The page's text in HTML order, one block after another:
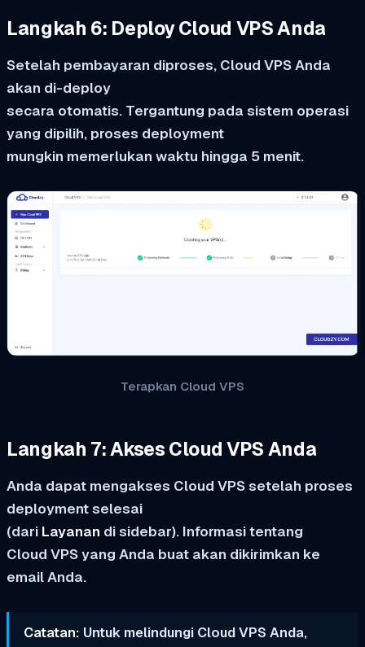
Langkah 6: Deploy Cloud VPS Anda
Setelah pembayaran diproses, Cloud VPS Anda
akan di-deploy
secara otomatis. Tergantung pada sistem operasi
yang dipilih, proses deployment
mungkin memerlukan waktu hingga 5 menit.
Terapkan Cloud VPS
Langkah 7: Akses Cloud VPS Anda
Anda dapat mengakses Cloud VPS setelah proses
deployment selesai
(dari Layanan di sidebar). Informasi tentang
Cloud VPS yang Anda buat akan dikirimkan ke
email Anda.
Catatan: Untuk melindungi Cloud VPS Anda,